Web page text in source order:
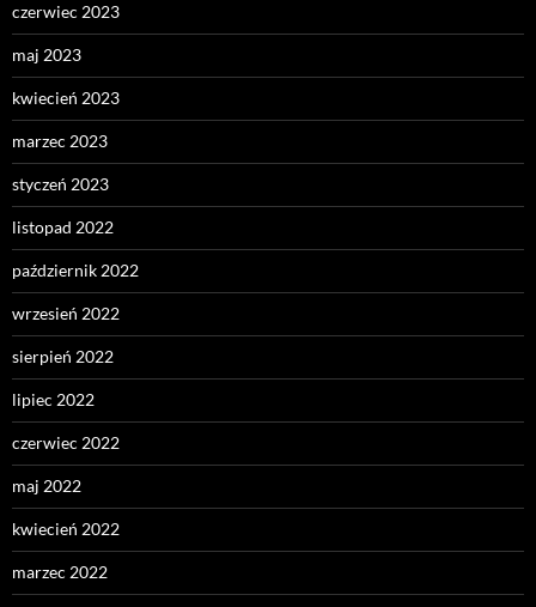
czerwiec 2023
maj 2023
kwiecień 2023
marzec 2023
styczeń 2023
listopad 2022
październik 2022
wrzesień 2022
sierpień 2022
lipiec 2022
czerwiec 2022
maj 2022
kwiecień 2022
marzec 2022